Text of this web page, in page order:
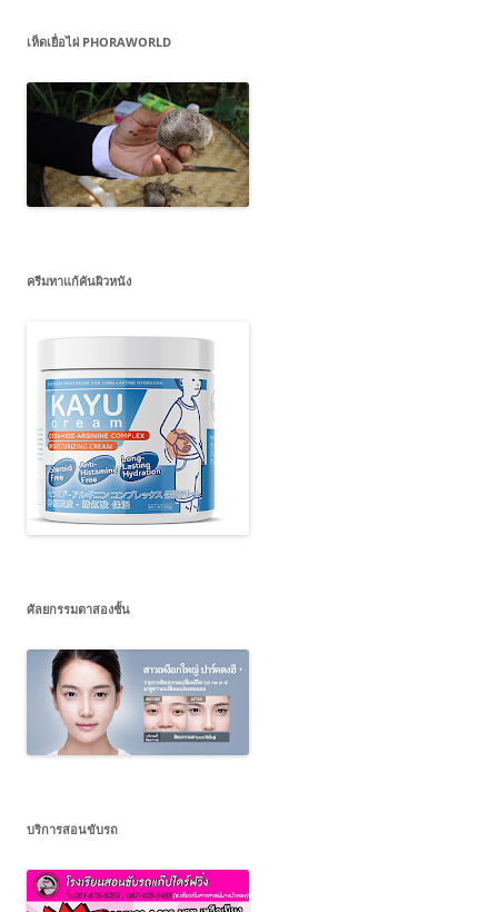
เห็ดเยื่อไผ่ PHORAWORLD
ครีมทาแก้คันผิวหนัง
ศัลยกรรมตาสองชั้น
บริการสอนขับรถ